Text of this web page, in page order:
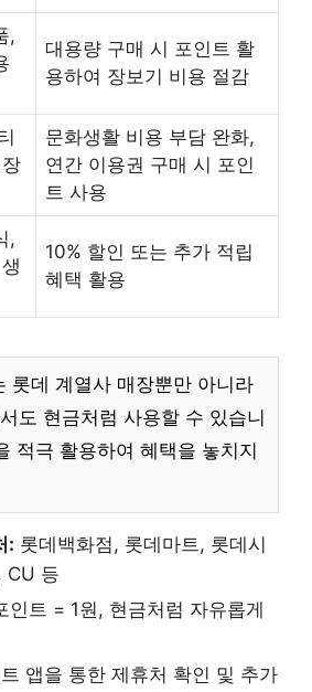
,
대용량 구매 시 포인트 활
용하여 장보기 비용 절감
문화생활 비용 부담 완화,
연간 이용권 구매 시 포인
트 사용
,
10% 할인 또는 추가 적립
혜택 활용
롯데 계열사 매장뿐만 아니라
도 현금처럼 사용할 수 있습니
적극 활용하여 혜택을 놓치지
: 롯데백화점, 롯데마트, 롯데시
CU 등
인트 = 1원, 현금처럼 자유롭게
앱을 통한 제휴처 확인 및 추가